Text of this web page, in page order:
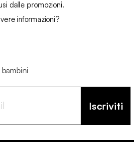
dalle promozioni.
informazioni?
Iscriviti